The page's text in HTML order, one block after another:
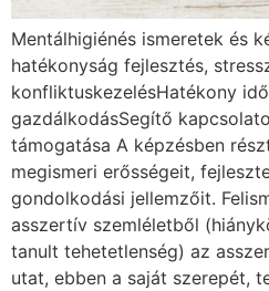
Mentálhigiénés ismeretek és
hatékonyság fejlesztés,
konfliktuskezelésHatékony
gazdálkodásSegítő
támogatása A képzésben
megismeri erősségeit,
gondolkodási jellemzőit.
asszertív szemléletből
tanult tehetetlenség) az
utat, ebben a saját szerepét,